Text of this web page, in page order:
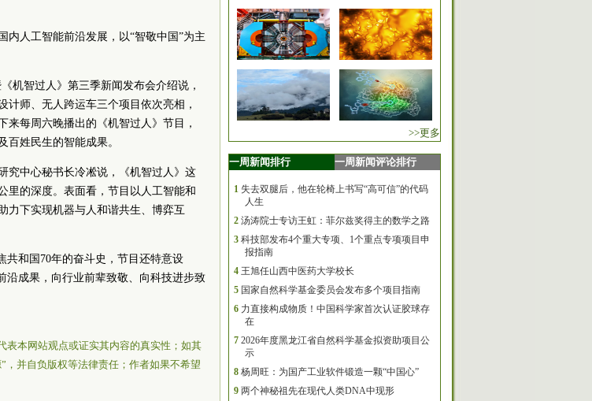
内人工智能前沿发展，以“智敬中国”为主
机智过人》第三季新闻发布会介绍说，
计师、无人跨运车三个项目依次亮相，
每周六晚播出的《机智过人》节目，
百姓民生的智能成果。
究中心秘书长冷凇说，《机智过人》这
里的深度。表面看，节目以人工智能和
力下实现机器与人和谐共生、博弈互
共和国70年的奋斗史，节目还特意设
沿成果，向行业前辈致敬、向科技进步致
表本网站观点或证实其内容的真实性；如其
，并自负版权等法律责任；作者如果不希望
>>更多
一周新闻排行 一周新闻评论排行
1 失去双腿后，他在轮椅上书写“高可信”的代码
人生
2 汤涛院士专访王虹：菲尔兹奖得主的数学之路
3 科技部发布4个重大专项、1个重点专项项目申
报指南
4 王旭任山西中医药大学校长
5 国家自然科学基金委员会发布多个项目指南
6 力直接构成物质！中国科学家首次认证胶球存
在
7 2026年度黑龙江省自然科学基金拟资助项目公
示
8 杨周旺：为国产工业软件锻造一颗“中国心”
9 两个神秘祖先在现代人类DNA中现形